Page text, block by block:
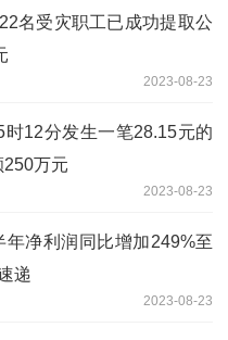
名受灾职工已成功提取公
2023-08-23
时12分发生一笔28.15元的
250万元
2023-08-23
年净利润同比增加249%至
递
2023-08-23